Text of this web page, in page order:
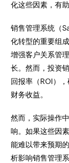
化这些因素，有
销售管理系统（
化转型的重要组
增强客户关系管
长。然而，投资
回报率（ROI）
财务收益。
然而，实际操作
响。如果这些因
能难以带来预期
析影响销售管理